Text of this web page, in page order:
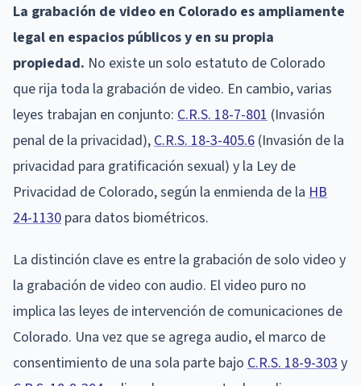
La grabación de video en Colorado es ampliamente
legal en espacios públicos y en su propia
propiedad. No existe un solo estatuto de Colorado
que rija toda la grabación de video. En cambio, varias
leyes trabajan en conjunto: C.R.S. 18-7-801 (Invasión
penal de la privacidad), C.R.S. 18-3-405.6 (Invasión de la
privacidad para gratificación sexual) y la Ley de
Privacidad de Colorado, según la enmienda de la HB
24-1130 para datos biométricos.
La distinción clave es entre la grabación de solo video y
la grabación de video con audio. El video puro no
implica las leyes de intervención de comunicaciones de
Colorado. Una vez que se agrega audio, el marco de
consentimiento de una sola parte bajo C.R.S. 18-9-303 y